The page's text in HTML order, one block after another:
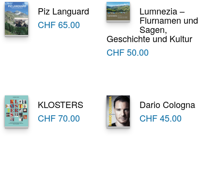
Piz Languard
CHF65.00
Lumnezia –
Flurnamen und
Sagen,
Geschichte und Kultur
CHF50.00
KLOSTERS
CHF70.00
Dario Cologna
CHF45.00